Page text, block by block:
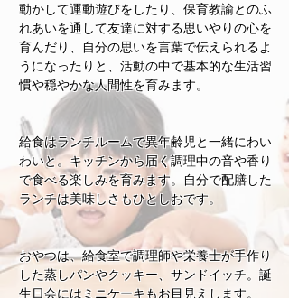
動かして運動遊びをしたり、保育教諭とのふ
れあいを通して友達に対する思いやりの心を
育んだり、自分の思いを言葉で伝えられるよ
うになったりと、活動の中で基本的な生活習
慣や穏やかな人間性を育みます。
給食はランチルームで異年齢児と一緒にわい
わいと。キッチンから届く調理中の音や香り
で食べる楽しみを育みます。自分で配膳した
ランチは美味しさもひとしおです。
おやつは、給食室で調理師や栄養士が手作り
した蒸しパンやクッキー、サンドイッチ。誕
生日会にはミニケーキもお目見えします。